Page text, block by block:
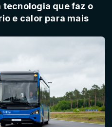
tecnologia que faz o
e calor para mais